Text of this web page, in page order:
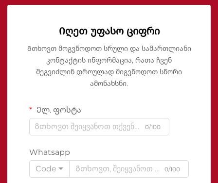
Იღეთ უფასო ციფრი
Გთხოვთ მოგვწოდოთ სრული და სამართლიანი
კონტაქტის ინფორმაცია, რათა ჩვენ
შეგვიძლინ დროულად მიგვწოდოთ სწორი
ამონახსნი.
Ელ. ფოსტა
0/100
Whatsapp
Code
0/100